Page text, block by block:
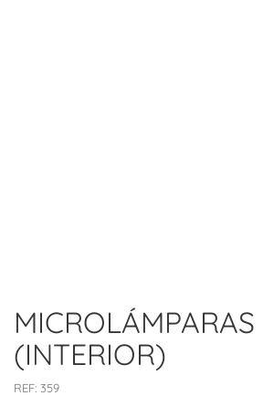
(INTERIOR)
REF: 359